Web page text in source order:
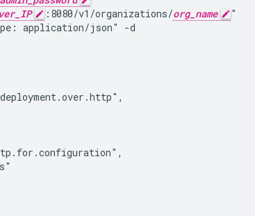
:8080/v1/organizations/org_name
"
application/json" -d